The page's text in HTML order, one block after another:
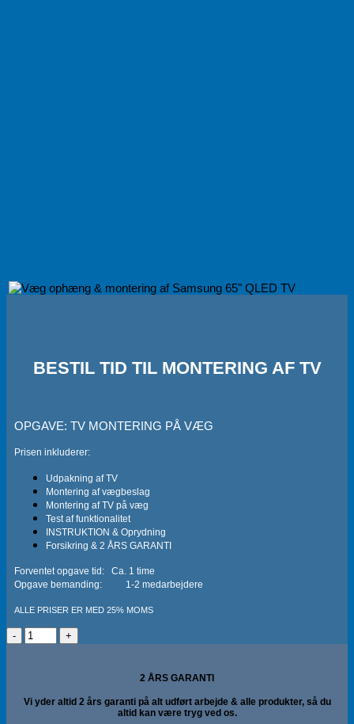
BESTIL TID TIL MONTERING AF TV
OPGAVE: TV MONTERING PÅ VÆG
Prisen inkluderer:
Udpakning af TV
Montering af vægbeslag
Montering af TV på væg
Test af funktionalitet
INSTRUKTION & Oprydning
Forsikring & 2 ÅRS GARANTI
Forventet opgave tid: Ca. 1 time
Opgave bemanding: 1-2 medarbejdere
ALLE PRISER ER MED 25% MOMS
Montering
af
2 ÅRS GARANTI
Vi yder altid 2 års garanti på alt udført arbejde & alle produkter, så du
altid kan være tryg ved os.